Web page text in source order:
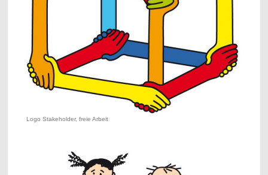
Logo Stakeholder, freie Arbeit